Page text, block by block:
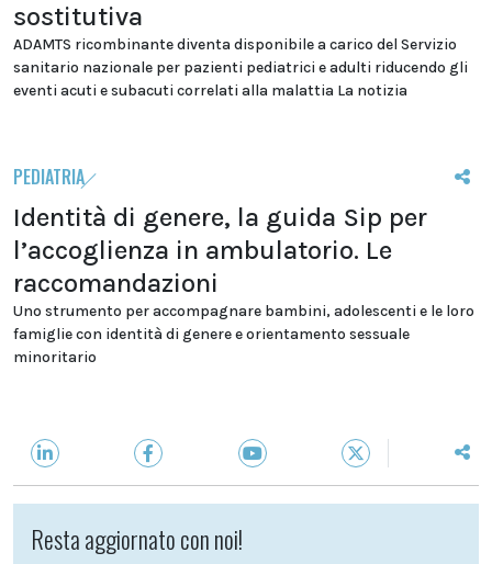
sostitutiva
ADAMTS ricombinante diventa disponibile a carico del Servizio
sanitario nazionale per pazienti pediatrici e adulti riducendo gli
eventi acuti e subacuti correlati alla malattia La notizia
PEDIATRIA
Identità di genere, la guida Sip per
l’accoglienza in ambulatorio. Le
raccomandazioni
Uno strumento per accompagnare bambini, adolescenti e le loro
famiglie con identità di genere e orientamento sessuale
minoritario
Resta aggiornato con noi!